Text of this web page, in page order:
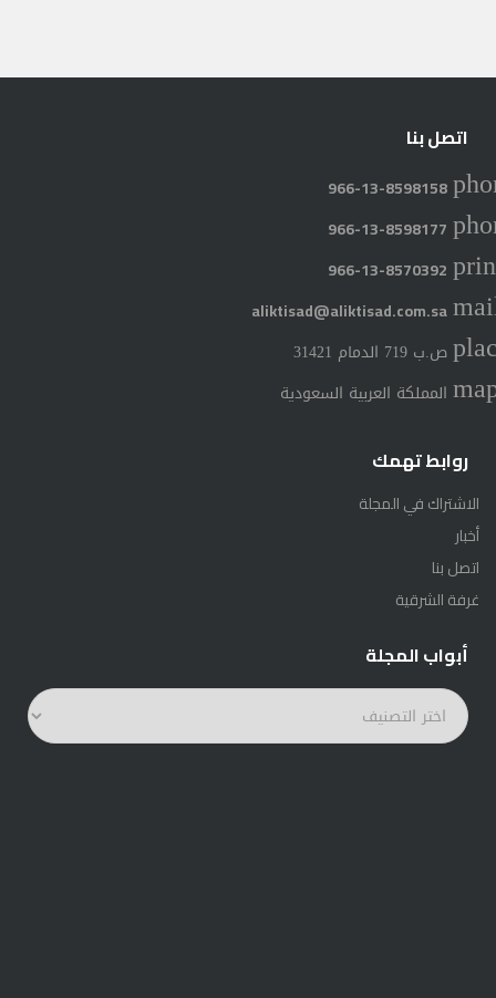
اتصل بنا
966-13-8598158
966-13-8598177
966-13-8570392
aliktisad@aliktisad.com.sa
ص.ب 719 الدمام 31421
المملكة العربية السعودية
روابط تهمك
الاشتراك في المجلة
أخبار
اتصل بنا
غرفة الشرقية
أبواب المجلة
أبواب
المجلة